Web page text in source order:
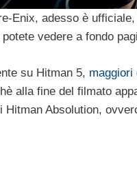
Enix, adesso è ufficiale,
vedere a fondo
su Hitman 5, maggiori
alla fine del filmato
Hitman Absolution,